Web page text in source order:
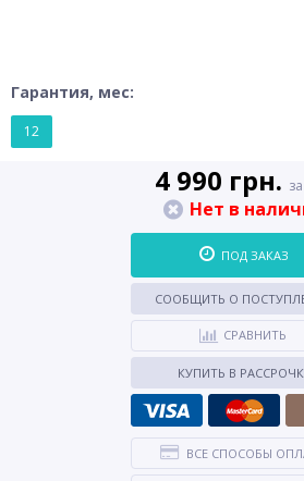
Гарантия, мес:
12
4 990 грн.
Нет в
ПОД ЗАКАЗ
СООБЩИТЬ О
СРАВНИТЬ
КУПИТЬ В
ВСЕ СПОСОБЫ